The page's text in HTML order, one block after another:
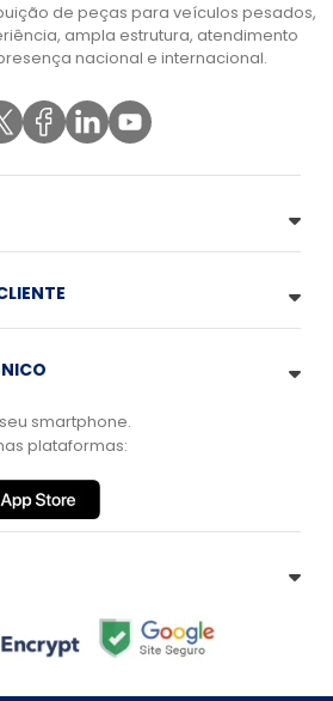
de peças para veículos pesados,
ampla estrutura, atendimento
nacional e internacional.
smartphone.
plataformas: